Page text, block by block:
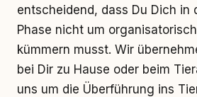
entscheidend, dass Du Dich in
Phase nicht um
kümmern musst. Wir
bei Dir zu Hause oder beim
uns um die Überführung ins